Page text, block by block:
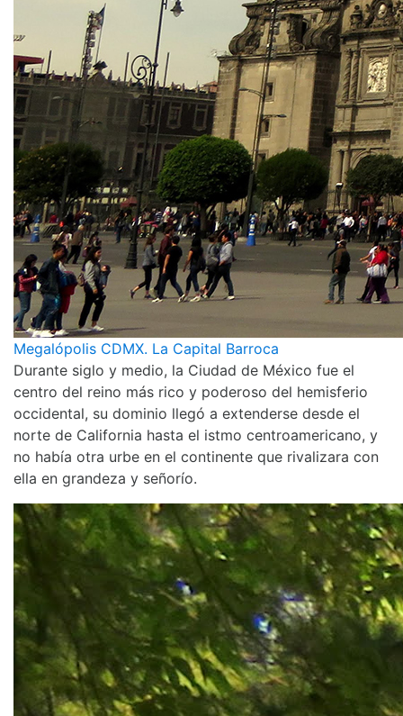
Megalópolis CDMX. La Capital Barroca
Durante siglo y medio, la Ciudad de México fue el
centro del reino más rico y poderoso del hemisferio
occidental, su dominio llegó a extenderse desde el
norte de California hasta el istmo centroamericano, y
no había otra urbe en el continente que rivalizara con
ella en grandeza y señorío.